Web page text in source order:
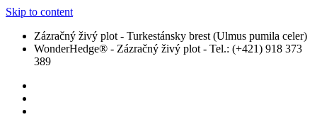
Skip to content
Zázračný živý plot - Turkestánsky brest (Ulmus pumila celer)
WonderHedge® - Zázračný živý plot - Tel.: (+421) 918 373
389